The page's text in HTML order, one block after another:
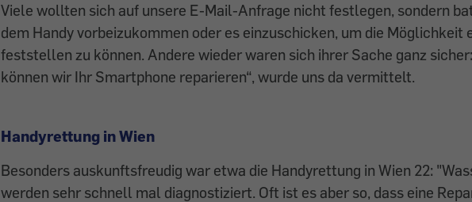
Viele wollten sich auf unsere E-Mail-Anfrage nicht festlegen, sondern
dem Handy vorbeizukommen oder es einzuschicken, um die Möglichkeit
feststellen zu können. Andere wieder waren sich ihrer Sache ganz
können wir Ihr Smartphone reparieren“, wurde uns da vermittelt.
Handyrettung in Wien
Besonders auskunftsfreudig war etwa die Handyrettung in Wien 22:
werden sehr schnell mal diagnostiziert. Oft ist es aber so, dass eine